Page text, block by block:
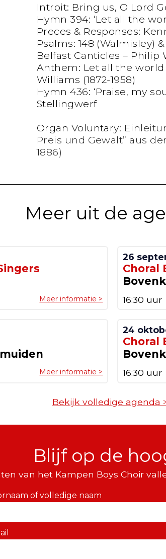
Introit: Bring us, O Lord
Hymn 394: ‘Let all the
Preces & Responses:
Psalms: 148 (Walmisley)
Belfast Canticles – Philip
Anthem: Let all the
Williams (1872-1958)
Hymn 436: ‘Praise, my
Stellingwerf
Organ Voluntary:
Preis und Gewalt” aus der
1886)
Meer uit de
Meer informatie >
26
Choral
16:30 uur
Meer informatie >
24
Choral
16:30 uur
Bekijk volledige agenda
Blijf op de
van het Kampen Boys Choir
of volledige naam